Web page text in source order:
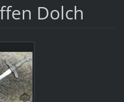
Dolch